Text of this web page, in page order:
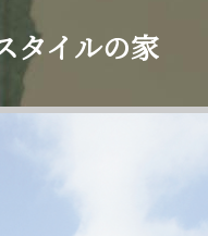
タイルの家